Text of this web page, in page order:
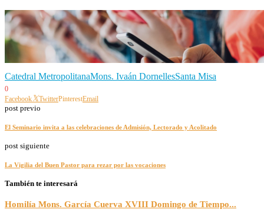
Catedral MetropolitanaMons. Ivaán DornellesSanta Misa
0
Facebook
TwitterPinterestEmail
post previo
El Seminario invita a las celebraciones de Admisión, Lectorado y Acolitado
post siguiente
La Vigilia del Buen Pastor para rezar por las vocaciones
También te interesará
Homilía Mons. García Cuerva XVIII Domingo de Tiempo...